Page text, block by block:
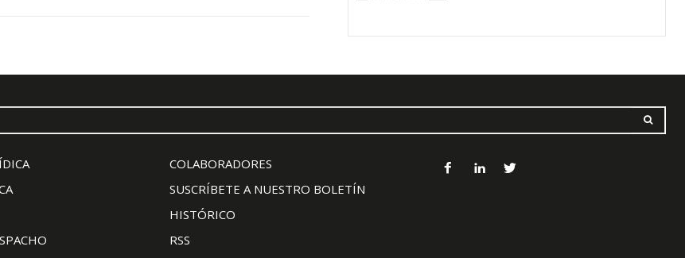
COLABORADORES
SUSCRÍBETE A NUESTRO BOLETÍN
HISTÓRICO
RSS